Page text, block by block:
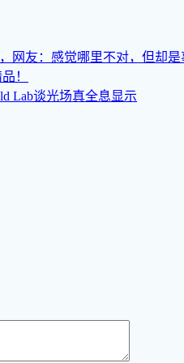
网友：感觉哪里不对，但却是
！
Lab谈光场真全息显示